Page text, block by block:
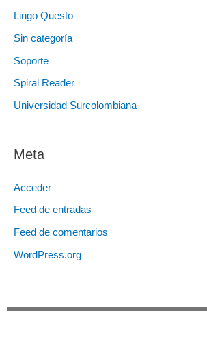
Lingo Questo
Sin categoría
Soporte
Spiral Reader
Universidad Surcolombiana
Meta
Acceder
Feed de entradas
Feed de comentarios
WordPress.org